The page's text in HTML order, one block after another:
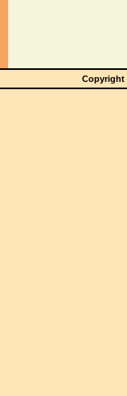
Copyright